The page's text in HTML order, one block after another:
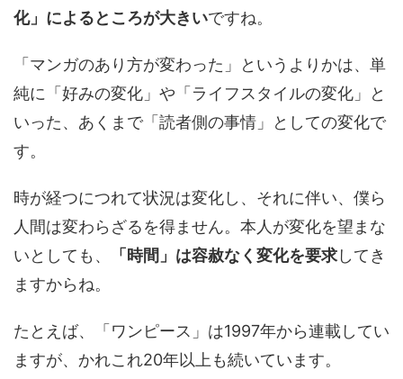
化」によるところが大きいですね。
「マンガのあり方が変わった」というよりかは、単
純に「好みの変化」や「ライフスタイルの変化」と
いった、あくまで「読者側の事情」としての変化で
す。
時が経つにつれて状況は変化し、それに伴い、僕ら
人間は変わらざるを得ません。本人が変化を望まな
いとしても、
「時間」は容赦なく変化を要求してき
ますからね。
たとえば、「ワンピース」は1997年から連載してい
ますが、かれこれ20年以上も続いています。